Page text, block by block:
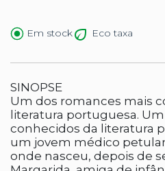
Em stock Eco taxa
SINOPSE
Um dos romances mais
literatura portuguesa.
conhecidos da literatura
um jovem médico
onde nasceu, depois de